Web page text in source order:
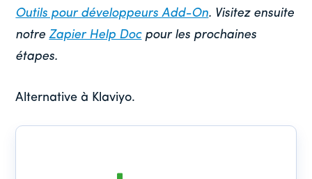
Outils pour développeurs Add-On. Visitez ensuite
notreZapier Help Docpour les prochaines
étapes.
Alternative à Klaviyo.